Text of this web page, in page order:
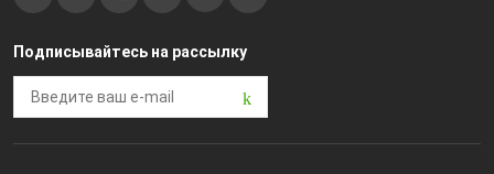
Подписывайтесь на рассылку